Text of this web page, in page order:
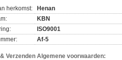
herkomst:
Henan
KBN
ISO9001
Af-5
Verzenden Algemene voorwaarden: